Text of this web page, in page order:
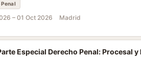
– 01 Oct 2026 Madrid
Especial Derecho Penal: Procesal